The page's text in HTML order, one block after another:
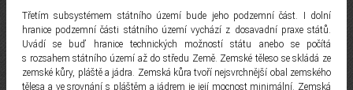
Třetím subsystémem státního území bude jeho podzemní část. I dolní
hranice podzemní části státního území vychází z dosavadní praxe států.
Uvádí se buď hranice technických možností státu anebo se počítá
s rozsahem státního území až do středu Země. Zemské těleso se skládá ze
zemské kůry, pláště a jádra. Zemská kůra tvoří nejsvrchnější obal zemského
tělesa a ve srovnání s pláštěm a jádrem je její mocnost minimální. Zemská